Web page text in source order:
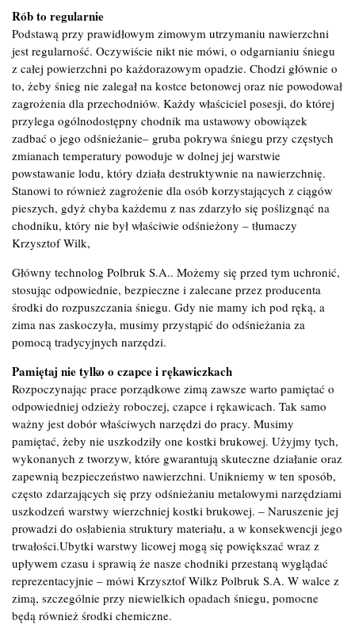
Rób to regularnie
Podstawą przy prawidłowym zimowym utrzymaniu nawierzchni
jest regularność. Oczywiście nikt nie mówi, o odgarnianiu śniegu
z całej powierzchni po każdorazowym opadzie. Chodzi głównie o
to, żeby śnieg nie zalegał na kostce betonowej oraz nie powodował
zagrożenia dla przechodniów. Każdy właściciel posesji, do której
przylega ogólnodostępny chodnik ma ustawowy obowiązek
zadbać o jego odśnieżanie– gruba pokrywa śniegu przy częstych
zmianach temperatury powoduje w dolnej jej warstwie
powstawanie lodu, który działa destruktywnie na nawierzchnię.
Stanowi to również zagrożenie dla osób korzystających z ciągów
pieszych, gdyż chyba każdemu z nas zdarzyło się poślizgnąć na
chodniku, który nie był właściwie odśnieżony – tłumaczy
Krzysztof Wilk,
Główny technolog Polbruk S.A.. Możemy się przed tym uchronić,
stosując odpowiednie, bezpieczne i zalecane przez producenta
środki do rozpuszczania śniegu. Gdy nie mamy ich pod ręką, a
zima nas zaskoczyła, musimy przystąpić do odśnieżania za
pomocą tradycyjnych narzędzi.
Pamiętaj nie tylko o czapce i rękawiczkach
Rozpoczynając prace porządkowe zimą zawsze warto pamiętać o
odpowiedniej odzieży roboczej, czapce i rękawicach. Tak samo
ważny jest dobór właściwych narzędzi do pracy. Musimy
pamiętać, żeby nie uszkodziły one kostki brukowej. Użyjmy tych,
wykonanych z tworzyw, które gwarantują skuteczne działanie oraz
zapewnią bezpieczeństwo nawierzchni. Unikniemy w ten sposób,
często zdarzających się przy odśnieżaniu metalowymi narzędziami
uszkodzeń warstwy wierzchniej kostki brukowej. – Naruszenie jej
prowadzi do osłabienia struktury materiału, a w konsekwencji jego
trwałości.Ubytki warstwy licowej mogą się powiększać wraz z
upływem czasu i sprawią że nasze chodniki przestaną wyglądać
reprezentacyjnie – mówi Krzysztof Wilkz Polbruk S.A. W walce z
zimą, szczególnie przy niewielkich opadach śniegu, pomocne
będą również środki chemiczne.